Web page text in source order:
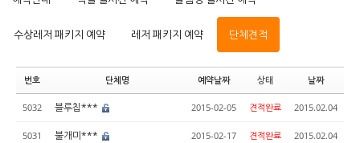
수상레저 패키지 예약 레저 패키지 예약 단체견적
번호 단체명 예약날짜 상태 날짜
5032 블루칩*** 2015-02-05 견적완료 2015.02.04
5031 불개미*** 2015-02-17 견적완료 2015.02.04